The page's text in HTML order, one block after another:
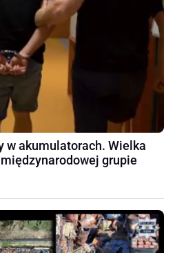
w akumulatorach. Wielka
grupie